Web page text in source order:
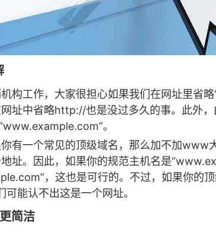
构工作，大家很担心如果我们在网址里省
址中省略http://也是没过多久的事。此外
。
有一个常见的顶级域名，那么加不加www
址。因此，如果你的规范主机名是
，这也是可行的。不过，如果你的
能认不出这是一个网址。
简洁